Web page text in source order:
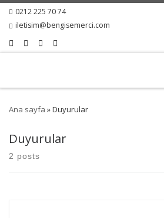
0212 225 70 74
iletisim@bengisemerci.com
Ana sayfa »Duyurular
Duyurular
2 posts